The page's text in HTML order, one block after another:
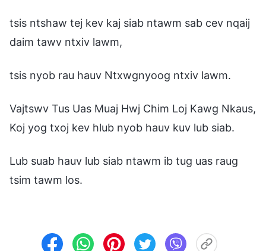
tsis ntshaw tej kev kaj siab ntawm sab cev nqaij
daim tawv ntxiv lawm,
tsis nyob rau hauv Ntxwgnyoog ntxiv lawm.
Vajtswv Tus Uas Muaj Hwj Chim Loj Kawg Nkaus,
Koj yog txoj kev hlub nyob hauv kuv lub siab.
Lub suab hauv lub siab ntawm ib tug uas raug
tsim tawm los.